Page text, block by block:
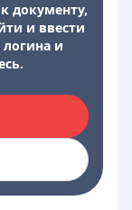
документу,
и ввести
логина и